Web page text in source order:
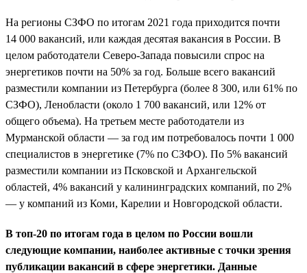
На регионы СЗФО по итогам 2021 года приходится почти
14 000 вакансий, или каждая десятая вакансия в России. В
целом работодатели Северо-Запада повысили спрос на
энергетиков почти на 50% за год. Больше всего вакансий
разместили компании из Петербурга (более 8 300, или 61% по
СЗФО), Ленобласти (около 1 700 вакансий, или 12% от
общего объема). На третьем месте работодатели из
Мурманской области — за год им потребовалось почти 1 000
специалистов в энергетике (7% по СЗФО). По 5% вакансий
разместили компании из Псковской и Архангельской
областей, 4% вакансий у калининградских компаний, по 2%
— у компаний из Коми, Карелии и Новгородской области.
В топ-20 по итогам года в целом по России вошли
следующие компании, наиболее активные с точки зрения
публикации вакансий в сфере энергетики. Данные